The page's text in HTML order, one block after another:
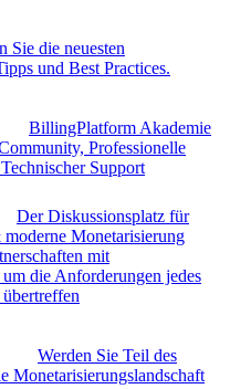
Sie die neuesten
und Best Practices.
BillingPlatform Akademie
Professionelle
Support
Der Diskussionsplatz für
Monetarisierung
mit
die Anforderungen jedes
Werden Sie Teil des
Monetarisierungslandschaft